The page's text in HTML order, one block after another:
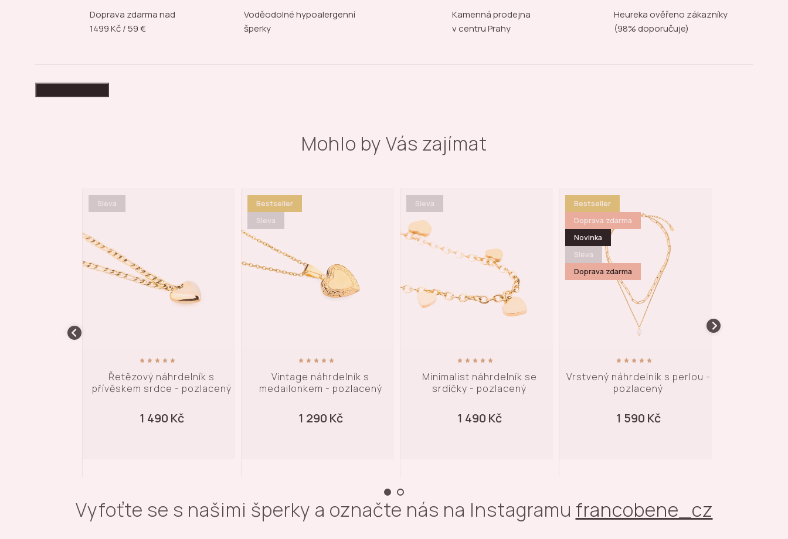
Doprava zdarma nad
1499 Kč / 59 €
Voděodolné hypoalergenní
šperky
Kamenná prodejna
v centru Prahy
Heureka ověřeno zákazníky
(98% doporučuje)
Mohlo by Vás zajímat
Bestseller
Vintage náhrdelník s
medailonkem - pozlacený
1 290 Kč
Sleva
Minimalist náhrdelník se
srdíčky - pozlacený
1 490 Kč
Bestseller
Doprava zdarma
Novinka
Vrstvený náhrdelník s perlou -
pozlacený
1 590 Kč
Doprava zdarma
Sleva
Doprava zdarma
Náhrdelník s přívěskem srdce -
pozlacený
1 590 Kč
Vyfoťte se s našimi šperky a označte nás na Instagramu francobene_cz